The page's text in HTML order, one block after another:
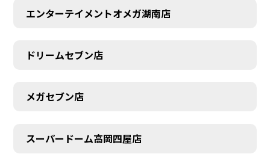
エンターテイメントオメガ湖南店
ドリームセブン店
メガセブン店
スーパードーム高岡四屋店